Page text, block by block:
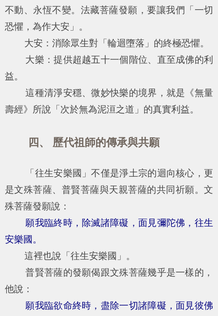
不動、永恆不變。法藏菩薩發願，要讓我們「一切
恐懼，為作大安」。
大安：消除眾生對「輪迴墮落」的終極恐懼。
大樂：提供超越五十一個階位、直至成佛的利
益。
這種清淨安穩、微妙快樂的境界，就是《無量
壽經》所說「次於無為泥洹之道」的真實利益。
四、 歷代祖師的傳承與共願
「往生安樂國」不僅是淨土宗的迴向核心，更
是文殊菩薩、普賢菩薩與天親菩薩的共同祈願。文
殊菩薩發願說：
願我臨終時，除滅諸障礙，面見彌陀佛，往生
安樂國。
這裡也說「往生安樂國」。
普賢菩薩的發願偈跟文殊菩薩幾乎是一樣的，
他說：
願我臨欲命終時，盡除一切諸障礙，面見彼佛